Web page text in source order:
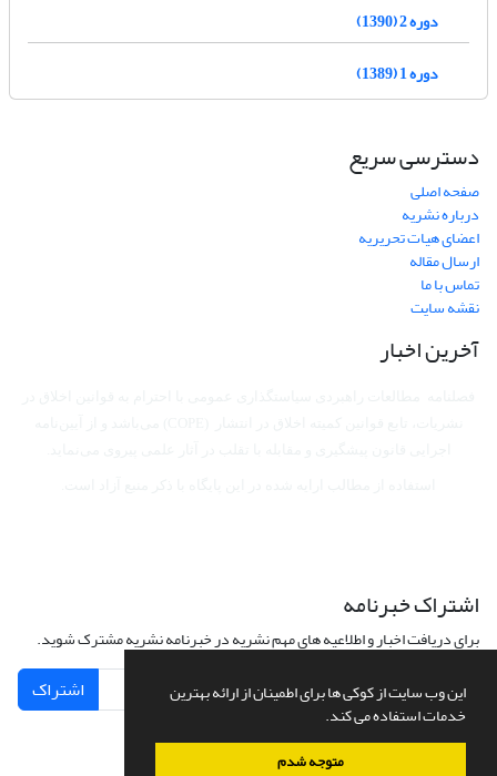
این وب سایت از کوکی ها برای اطمینان از ارائه بهترین
خدمات استفاده می کند.
متوجه شدم
دوره 2 (1390)
دوره 1 (1389)
دسترسی سریع
صفحه اصلی
درباره نشریه
اعضای هیات تحریریه
ارسال مقاله
تماس با ما
نقشه سایت
آخرین اخبار
اشتراک خبرنامه
برای دریافت اخبار و اطلاعیه های مهم نشریه در خبرنامه نشریه مشترک شوید.
اشتراک